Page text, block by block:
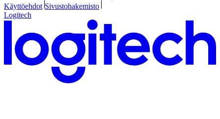
Käyttöehdot Sivustohakemisto
Logitech